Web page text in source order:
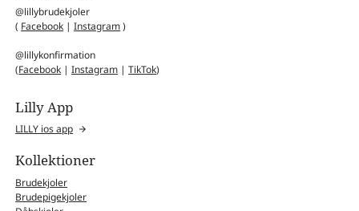
@lillybrudekjoler
( Facebook |Instagram)
@lillykonfirmation
(Facebook |Instagram |TikTok)
Lilly App
LILLY ios app
Kollektioner
Brudekjoler
Brudepigekjoler